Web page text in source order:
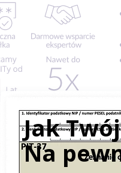
PIT